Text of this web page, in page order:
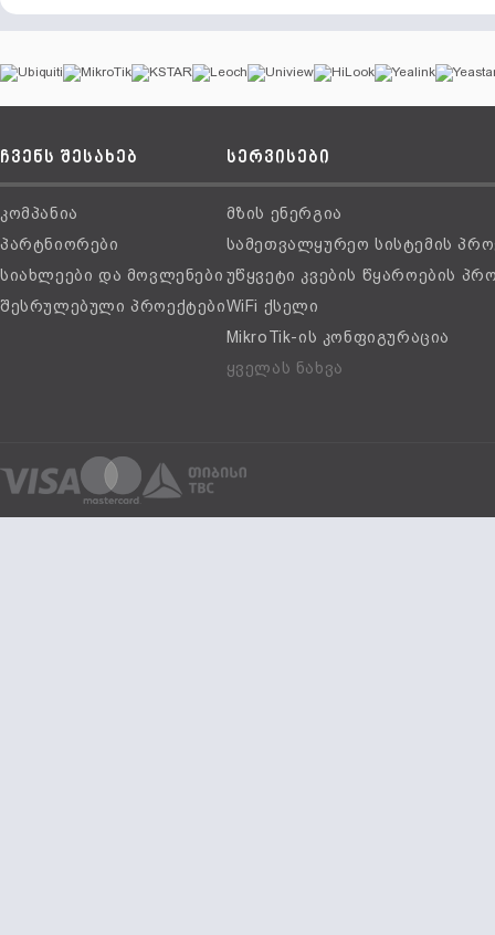
ჩვენს შესახებ
კომპანია
პარტნიორები
სიახლეები და მოვლენები
შესრულებული პროექტები
სერვისები
მზის ენერგია
სამეთვალყურეო სისტემის
უწყვეტი კვების წყაროების
WiFi ქსელი
MikroTik-ის კონფიგურაცია
ყველას ნახვა